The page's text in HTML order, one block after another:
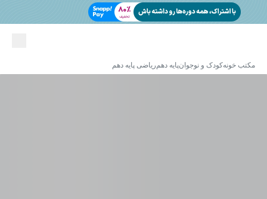
مکتب خونهکودک و نوجوانپایه دهمریاضی پایه دهم